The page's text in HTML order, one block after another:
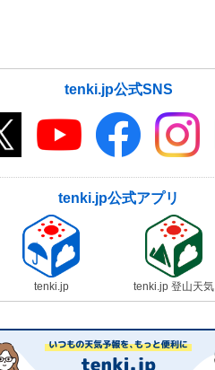
tenki.jp公式SNS
tenki.jp公式アプリ
tenki.jp tenki.jp 登山天気